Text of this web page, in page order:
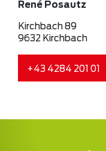
René Posautz
Kirchbach 89
9632 Kirchbach
+43 4284 201 01